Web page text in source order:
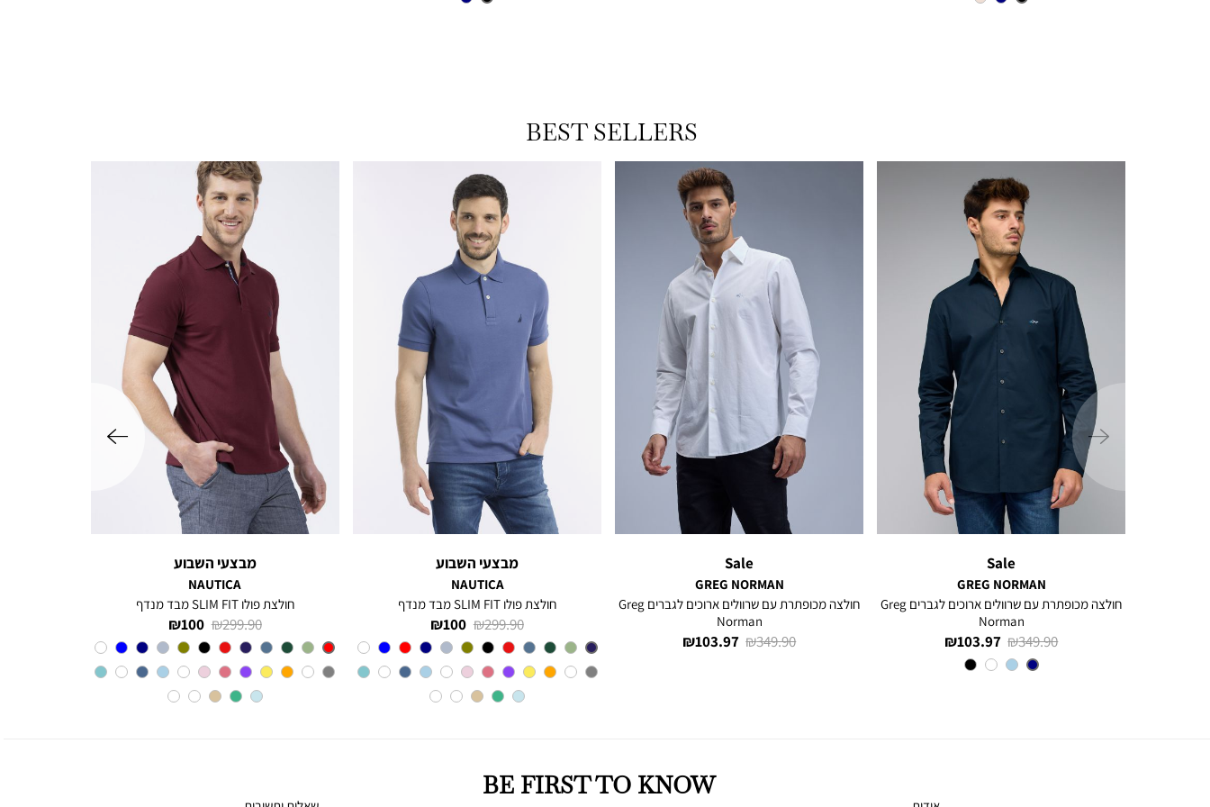
BEST SELLERS
ימינה
Sale
GREG NORMAN
חולצה מכופתרת עם שרוולים ארוכים לגברים Greg
Norman
מחיר
מוצר
103.97 ₪
מחיר
רגיל
349.90 ₪
צבע
NAVY
Sale
GREG NORMAN
חולצה מכופתרת עם שרוולים ארוכים לגברים Greg
Norman
מחיר
103.97 ₪
מחיר
349.90 ₪
מבצעי השבוע
NAUTICA
חולצת פולו SLIM FIT מבד מנדף
מחיר
מוצר
100 ₪
מחיר
רגיל
299.90 ₪
צבע
BLUE
INDIGO
מבצעי השבוע
NAUTICA
חולצת פולו SLIM FIT מבד מנדף
מחיר
מוצר
100 ₪
מחיר
רגיל
299.90 ₪
צבע
Red
שמאלה
BE FIRST TO KNOW